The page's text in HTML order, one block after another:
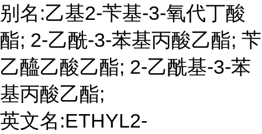
别名:乙基2-苄基-3-氧代丁酸
酯; 2-乙酰-3-苯基丙酸乙酯; 苄
乙醯乙酸乙酯; 2-乙酰基-3-苯
基丙酸乙酯;
英文名:ETHYL2-